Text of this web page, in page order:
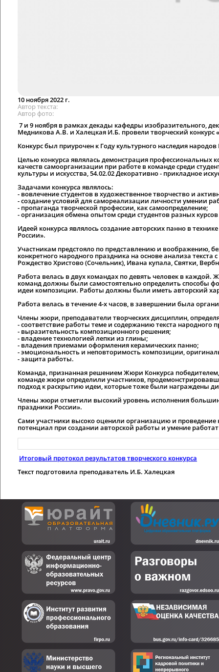
10 ноября 2022 г.
Автор текста
Автор фото
7 и 9 ноября в рамках декады кафедры изобразительного,
Медникова А.В. и Халецкая И.Б. провели творческий конкурс
Конкурс был приурочен к Году культурного наследия народов
Целью конкурса являлась демонстрация профессиональных
качеств самоорганизации при работе в команде среди
культуры и искусства, 54.02.02 Декоративно - прикладное
Задачами конкурса являлось:
- вовлечение студентов в художественное творчество и
- создание условий для самореализации личности умении
- пропаганда творческой профессии, как самоопределение;
- организация обмена опытом среди студентов разных
Идеей конкурса являлось создание авторских панно в
России».
Участникам предстояло по представлению и воображению,
конкретного народного праздника на основе анализа
Рождество Христово (Сочельник), Ивана купала, Святки,
Работа велась в двух командах по девять человек в
команд должны были самостоятельно определить способы
идеи композиции. Работы должны были иметь авторский
Работа велась в течение 4-х часов, в завершении была
Члены жюри, преподаватели творческих дисциплин,
- соответствие работы теме и содержанию текста народного
- выразительность композиционного решения;
- владение технологией лепки из глины;
- владения приемами оформления керамических панно;
- эмоциональность и неповторимость композиции,
- защита работы.
Команда, признанная решением Жюри Конкурса
команде жюри определили участников,
подход к раскрытию идеи, которые тоже были награждены
Члены жюри отметили высокий уровень исполнения
праздники России».
Сами участники высоко оценили организацию и проведение
потенциал при создании авторской работы и умение
Итоговый протокол результатов творческого конкурса
Текст подготовила преподаватель И.Б. Халецкая